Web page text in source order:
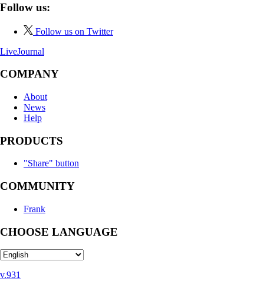
Follow us:
Follow us on Twitter
LiveJournal
COMPANY
About
News
Help
PRODUCTS
"Share" button
COMMUNITY
Frank
CHOOSE LANGUAGE
v.931